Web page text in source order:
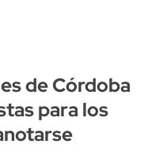
de Córdoba
para los